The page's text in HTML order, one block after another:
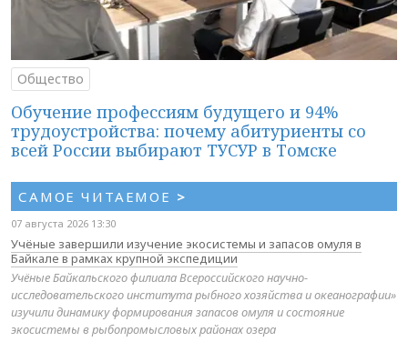
Общество
Обучение профессиям будущего и 94%
трудоустройства: почему абитуриенты со
всей России выбирают ТУСУР в Томске
САМОЕ ЧИТАЕМОЕ >
07 августа 2026 13:30
Учёные завершили изучение экосистемы и запасов омуля в
Байкале в рамках крупной экспедиции
Учёные Байкальского филиала Всероссийского научно-
исследовательского института рыбного хозяйства и океанографии»
изучили динамику формирования запасов омуля и состояние
экосистемы в рыбопромысловых районах озера